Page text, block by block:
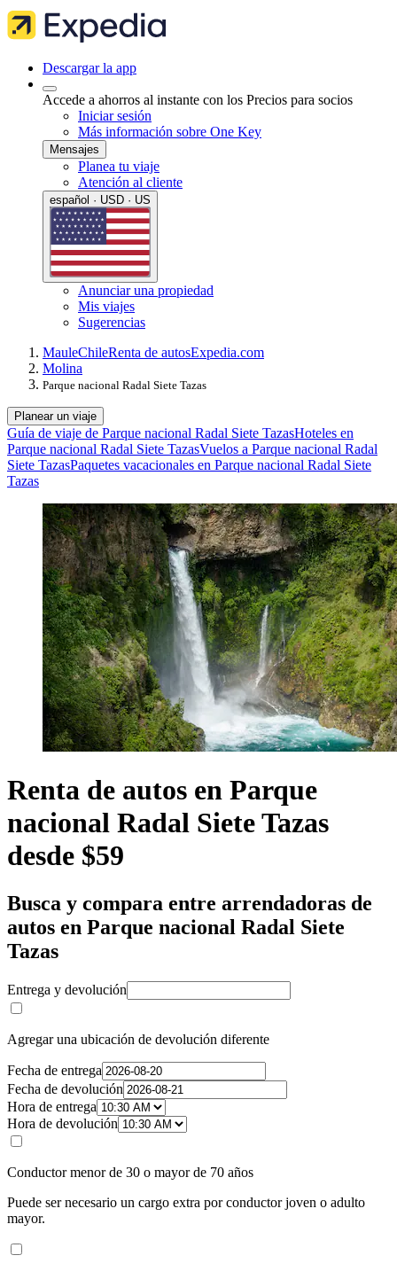
Descargar la app
Accede a ahorros al instante con los Precios para socios
Iniciar sesión
Más información sobre One Key
Mensajes
Planea tu viaje
Atención al cliente
español · USD · US
Anunciar una propiedad
Mis viajes
Sugerencias
MauleChileRenta de autosExpedia.com
Molina
Parque nacional Radal Siete Tazas
Planear un viaje
Guía de viaje de Parque nacional Radal Siete TazasHoteles en
Parque nacional Radal Siete TazasVuelos a Parque nacional Radal
Siete TazasPaquetes vacacionales en Parque nacional Radal Siete
Tazas
Renta de autos en Parque
nacional Radal Siete Tazas
desde $59
Busca y compara entre arrendadoras de
autos en Parque nacional Radal Siete
Tazas
Entrega y devolución
Agregar una ubicación de devolución diferente
Fecha de entrega
Fecha de devolución
Hora de entrega
Hora de devolución
Conductor menor de 30 o mayor de 70 años
Puede ser necesario un cargo extra por conductor joven o adulto
mayor.